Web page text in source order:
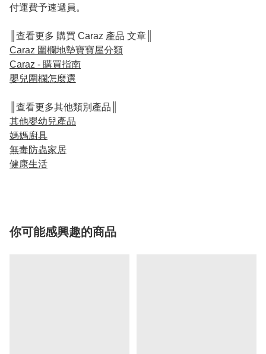
付運費予速遞員。
║查看更多 購買 Caraz 產品 文章║
Caraz 圍欄地墊寶寶屋分類
Caraz - 購買指南
嬰兒圍欄怎麼選
║查看更多其他類別產品║
其他嬰幼兒產品
媽媽廚具
無毒防蟲家居
健康生活
你可能感興趣的商品